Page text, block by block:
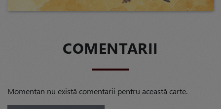
COMENTARII
Momentan nu există comentarii pentru această carte.